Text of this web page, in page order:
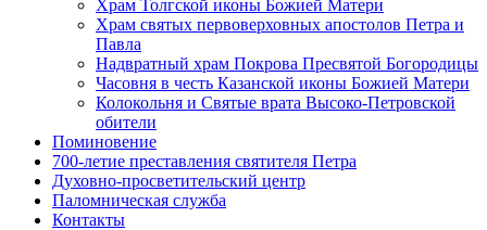
Храм Толгской иконы Божией Матери
Храм святых первоверховных апостолов Петра и
Павла
Надвратный храм Покрова Пресвятой Богородицы
Часовня в честь Казанской иконы Божией Матери
Колокольня и Святые врата Высоко-Петровской
обители
Поминовение
700-летие преставления святителя Петра
Духовно-просветительский центр
Паломническая служба
Контакты